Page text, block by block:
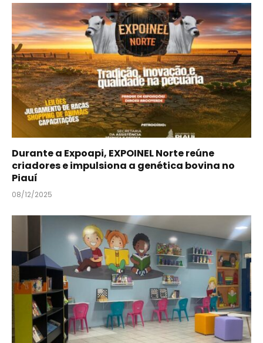
Durante a Expoapi, EXPOINEL Norte reúne
criadores e impulsiona a genética bovina no
Piauí
08/12/2025